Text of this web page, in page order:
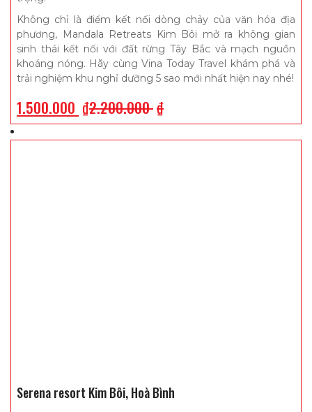
Không chỉ là điểm kết nối dòng chảy của văn hóa địa
phương, Mandala Retreats Kim Bôi mở ra không gian
sinh thái kết nối với đất rừng Tây Bắc và mạch nguồn
khoáng nóng. Hãy cùng Vina Today Travel khám phá và
trải nghiệm khu nghỉ dưỡng 5 sao mới nhất hiện nay nhé!
1.500.000 ₫2.200.000₫
Serena resort Kim Bôi, Hoà Bình